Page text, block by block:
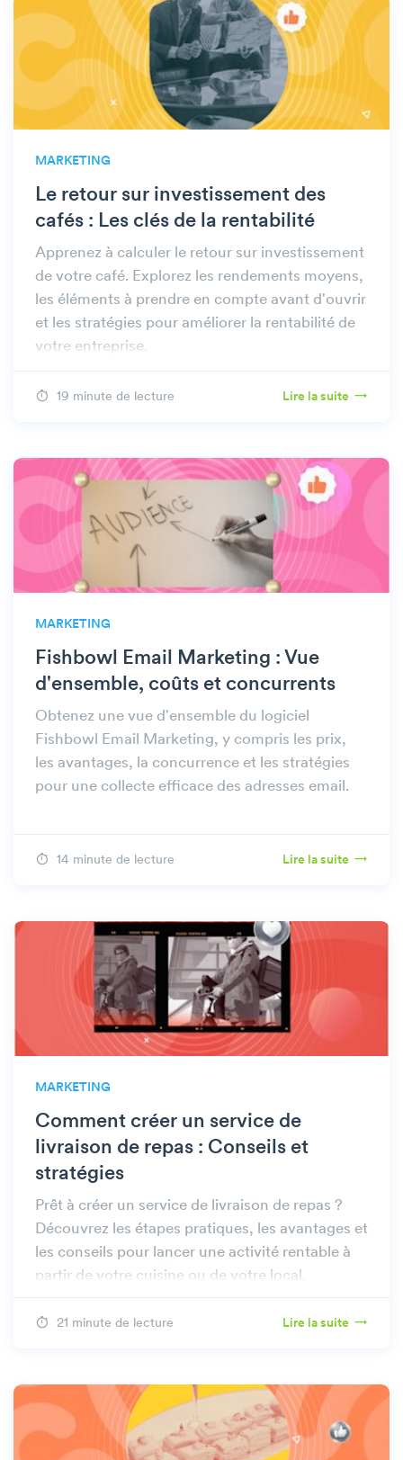
MARKETING
Le retour sur investissement des
cafés : Les clés de la rentabilité
Apprenez à calculer le retour sur investissement
de votre café. Explorez les rendements moyens,
les éléments à prendre en compte avant d'ouvrir
et les stratégies pour améliorer la rentabilité de
votre entreprise.
19 minute de lecture Lire la suite
MARKETING
Fishbowl Email Marketing : Vue
d'ensemble, coûts et concurrents
Obtenez une vue d'ensemble du logiciel
Fishbowl Email Marketing, y compris les prix,
les avantages, la concurrence et les stratégies
pour une collecte efficace des adresses email.
14 minute de lecture Lire la suite
MARKETING
Comment créer un service de
livraison de repas : Conseils et
stratégies
Prêt à créer un service de livraison de repas ?
Découvrez les étapes pratiques, les avantages et
les conseils pour lancer une activité rentable à
partir de votre cuisine ou de votre local.
21 minute de lecture Lire la suite